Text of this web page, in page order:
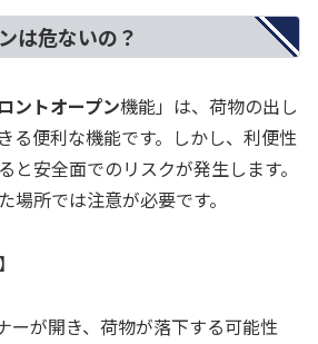
は危ないの？
ントオープン機能」は、荷物の出し
る便利な機能です。しかし、利便性
と安全面でのリスクが発生します。
場所では注意が必要です。
ーが開き、荷物が落下する可能性